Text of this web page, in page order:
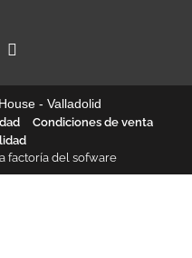
- Valladolid
Condiciones de venta
factoría del sofware